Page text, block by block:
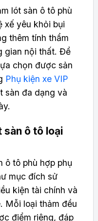
lót sàn ô tô phù
xế yêu khỏi bụi
thêm tính thẩm
gian nội thất. Để
chọn được sản
Phụ kiện xe VIP
sàn đa dạng và
sàn ô tô loại
ô tô phù hợp phụ
mục đích sử
kiện tài chính và
Mỗi loại thảm đều
điểm riêng, đáp